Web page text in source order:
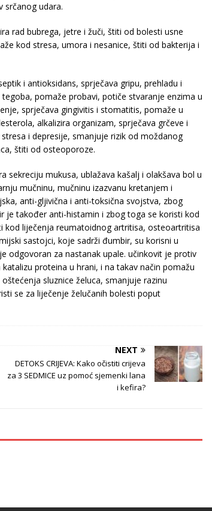
srčanog udara.
rad bubrega, jetre i žuči, štiti od bolesti usne
kod stresa, umora i nesanice, štiti od bakterija i
i antioksidans, sprječava gripu, prehladu i
pomaže probavi, potiče stvaranje enzima u
sprječava gingivitis i stomatitis, pomaže u
alkalizira organizam, sprječava grčeve i
i depresije, smanjuje rizik od moždanog
štiti od osteoporoze.
sekreciju mukusa, ublažava kašalj i olakšava bol u
mučninu, mučninu izazvanu kretanjem i
anti-gljivična i anti-toksična svojstva, zbog
je također anti-histamin i zbog toga se koristi kod
kod liječenja reumatoidnog artritisa, osteoartritisa
sastojci, koje sadrži đumbir, su korisni u
odgovoran za nastanak upale. učinkovit je protiv
proteina u hrani, i na takav način pomažu
sluznice želuca, smanjuje razinu
se za liječenje želučanih bolesti poput
NEXT
DETOKS CRIJEVA: Kako očistiti crijeva
za 3 SEDMICE uz pomoć sjemenki lana
i kefira?